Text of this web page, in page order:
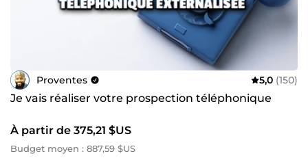
Proventes 5,0 (150)
Je vais réaliser votre prospection téléphonique
À partir de 375,21 $US
Budget moyen : 887,59 $US